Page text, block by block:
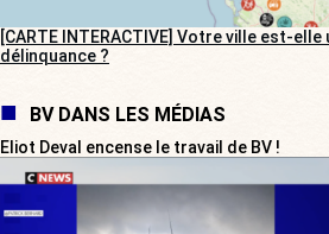
[CARTE INTERACTIVE] Votre ville est-
délinquance ?
BV DANS LES MÉDIAS
Eliot Deval encense le travail de BV !